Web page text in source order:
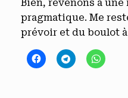
Bien, revenons à
pragmatique. Me
prévoir et du boulot